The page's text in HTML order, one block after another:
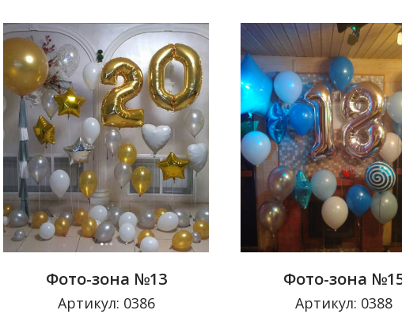
Фото-зона №13
Артикул: 0386
Фото-зона
Артикул: 0388